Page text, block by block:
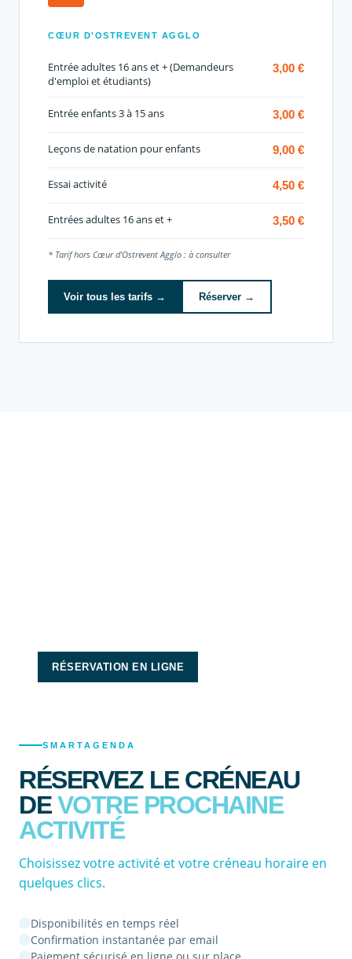
CŒUR D'OSTREVENT AGGLO
Entrée adultes 16 ans et + (Demandeurs
d'emploi et étudiants)
3,00 €
Entrée enfants 3 à 15 ans 3,00 €
Leçons de natation pour enfants 9,00 €
Essai activité 4,50 €
Entrées adultes 16 ans et + 3,50 €
* Tarif hors Cœur d'Ostrevent Agglo : à consulter
Voir tous les tarifs → Réserver →
RÉSERVATION EN LIGNE
SMARTAGENDA
RÉSERVEZ LE CRÉNEAU
DEVOTRE PROCHAINE
ACTIVITÉ
Choisissez votre activité et votre créneau horaire en
quelques clics.
Disponibilités en temps réel
Confirmation instantanée par email